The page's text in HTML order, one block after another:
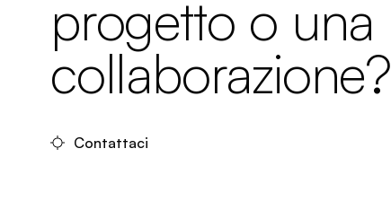
progetto o una
collaborazione?
Contattaci